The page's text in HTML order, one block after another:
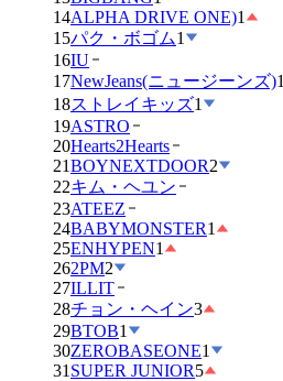
14ALPHA DRIVE ONE)1
15パク・ボゴム1
16IU
17NewJeans(ニュージーンズ)1
18ストレイキッズ1
19ASTRO
20Hearts2Hearts
21BOYNEXTDOOR2
22キム・ヘユン
23ATEEZ
24BABYMONSTER1
25ENHYPEN1
262PM2
27ILLIT
28チョン・ヘイン3
29BTOB1
30ZEROBASEONE1
31 SUPER JUNIOR5